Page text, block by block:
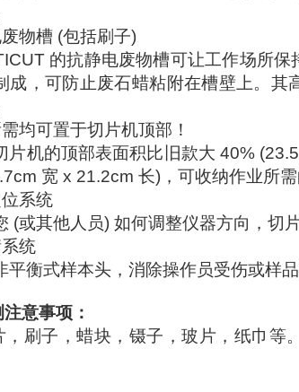
物槽 (包括刷子)
的抗静电废物槽可让工作场所
成，可防止废石蜡粘附在槽壁上。
均可置于切片机顶部！
片机的顶部表面积比旧款大 40%
宽 x 21.2cm 长)，可收纳作业所
系统
(或其他人员) 如何调整仪器方向，切
统
平衡式样本头，消除操作员受伤或样品
意事项 ：
，刷子，蜡块，镊子，玻片，纸巾等